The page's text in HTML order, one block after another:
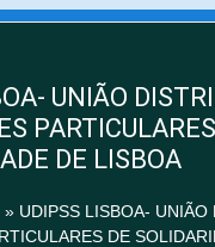
UNIÃO
DE LISBOA
» UDIPSS LISBOA- UNIÃO
DE